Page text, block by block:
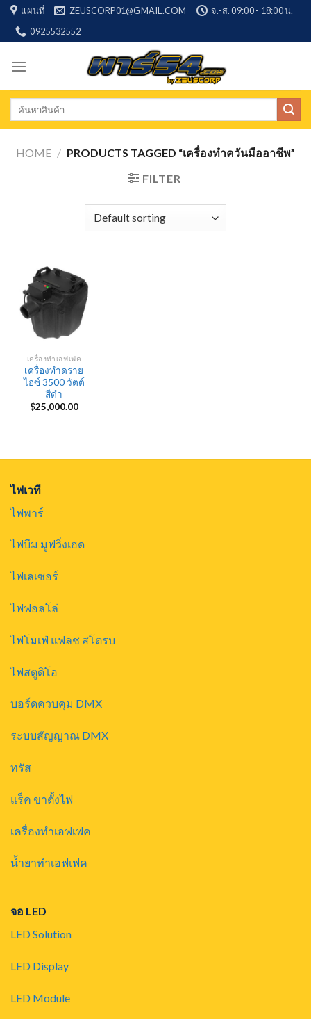
Skip
content
แผนที่ ZEUSCORP01@GMAIL.COM
จ.-ส. 09:00 - 18:00 น.
0925532552
Search
HOME / PRODUCTS TAGGED “เครื่องทำควันมืออาชีพ”
FILTER
เครื่องทำเอฟเฟค
เครื่องทำดราย
ไอซ์ 3500 วัตต์
สีดำ
$25,000.00
ไฟเวที
ไฟพาร์
ไฟบีม มูฟวิ่งเฮด
ไฟเลเซอร์
ไฟฟอลโล่
ไฟโมเฟ่ แฟลช สโตรบ
ไฟสตูดิโอ
บอร์ดควบคุม DMX
ระบบสัญญาณ DMX
ทรัส
แร็ค ขาตั้งไฟ
เครื่องทำเอฟเฟค
น้ำยาทำเอฟเฟค
จอ LED
LED Solution
LED Display
LED Module